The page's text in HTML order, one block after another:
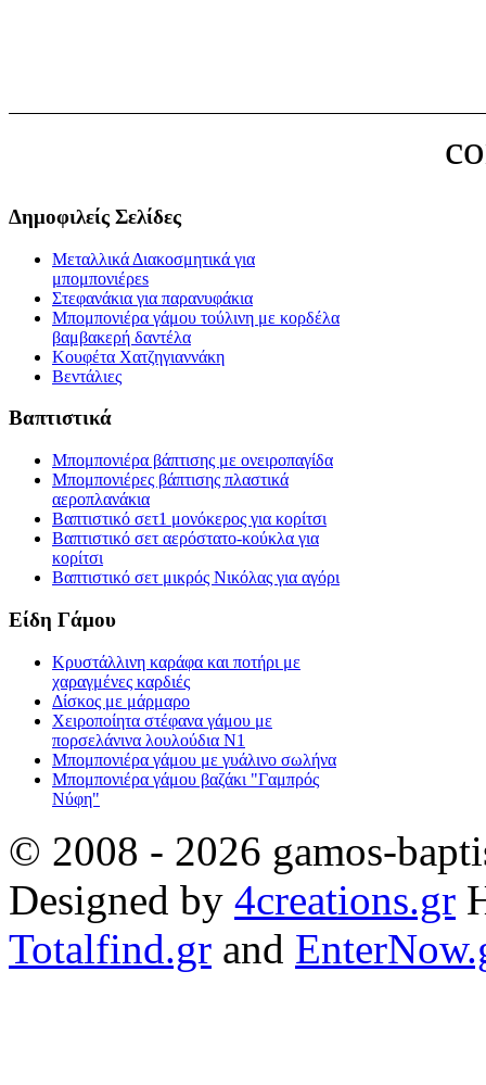
Δημοφιλείς Σελίδες
Μεταλλικά Διακοσμητικά για
μπομπονιέρεs
Στεφανάκια για παρανυφάκια
Μπομπονιέρα γάμου τούλινη με κορδέλα
βαμβακερή δαντέλα
Κουφέτα Χατζηγιαννάκη
Βεντάλιες
Βαπτιστικά
Μπομπονιέρα βάπτισης με ονειροπαγίδα
Μπομπονιέρες βάπτισης πλαστικά
αεροπλανάκια
Βαπτιστικό σετ1 μονόκερος για κορίτσι
Βαπτιστικό σετ αερόστατο-κούκλα για
κορίτσι
Βαπτιστικό σετ μικρός Νικόλας για αγόρι
Είδη Γάμου
Κρυστάλλινη καράφα και ποτήρι με
χαραγμένες καρδιές
Δίσκος με μάρμαρο
Χειροποίητα στέφανα γάμου με
πορσελάνινα λουλούδια Ν1
Μπομπονιέρα γάμου με γυάλινο σωλήνα
Μπομπονιέρα γάμου βαζάκι "Γαμπρός
Νύφη"
© 2008 - 2026 gamos-
Designed by 4creations.gr
Totalfind.gr and